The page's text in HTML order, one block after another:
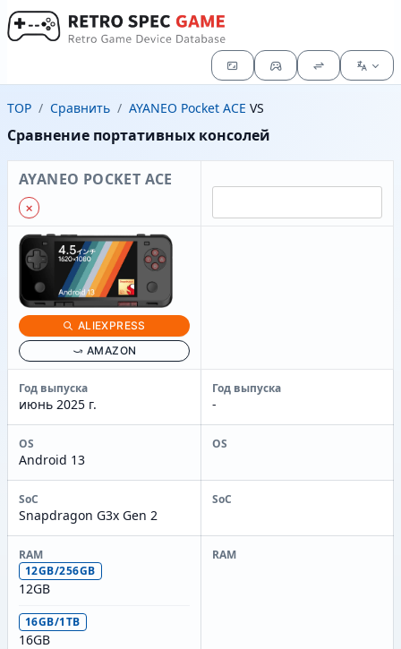
TOP Сравнить AYANEO Pocket ACE VS
Сравнение портативных консолей
AYANEO POCKET ACE
✗
ALIEXPRESS
AMAZON
Год выпуска
июнь 2025 г.
Год выпуска
-
OS
Android 13
OS
SoC
Snapdragon G3x Gen 2
SoC
RAM
12GB/256GB
12GB
16GB/1TB
16GB
RAM